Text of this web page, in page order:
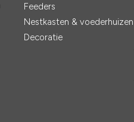
Feeders
Nestkasten & voederhuizen
Decoratie